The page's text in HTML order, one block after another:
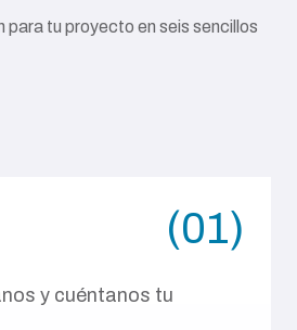
para tu proyecto en seis sencillos
(01)
y cuéntanos tu